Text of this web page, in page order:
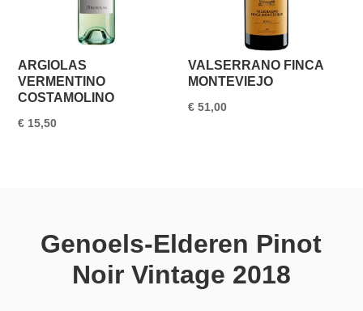
ARGIOLAS
VERMENTINO
COSTAMOLINO
€ 15,50
VALSERRANO FINCA
MONTEVIEJO
€ 51,00
Genoels-Elderen Pinot
Noir Vintage 2018